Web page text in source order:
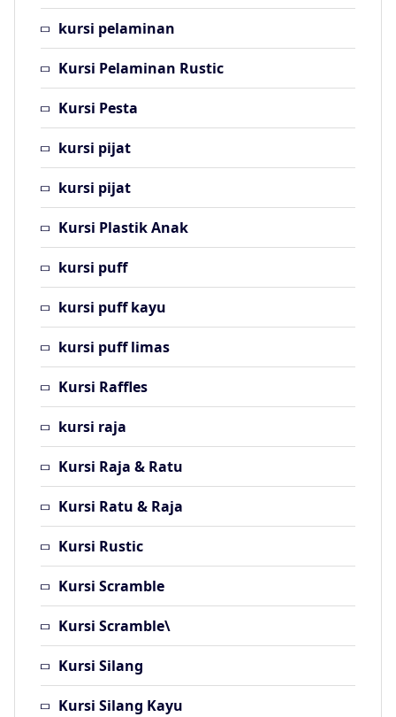
kursi pelaminan
Kursi Pelaminan Rustic
Kursi Pesta
kursi pijat
kursi pijat
Kursi Plastik Anak
kursi puff
kursi puff kayu
kursi puff limas
Kursi Raffles
kursi raja
Kursi Raja & Ratu
Kursi Ratu & Raja
Kursi Rustic
Kursi Scramble
Kursi Scramble\
Kursi Silang
Kursi Silang Kayu